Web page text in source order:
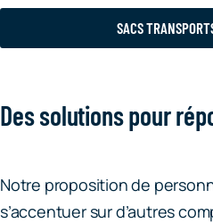
SACS
Des solutions pour
Notre proposition de
s’accentuer sur d’autres